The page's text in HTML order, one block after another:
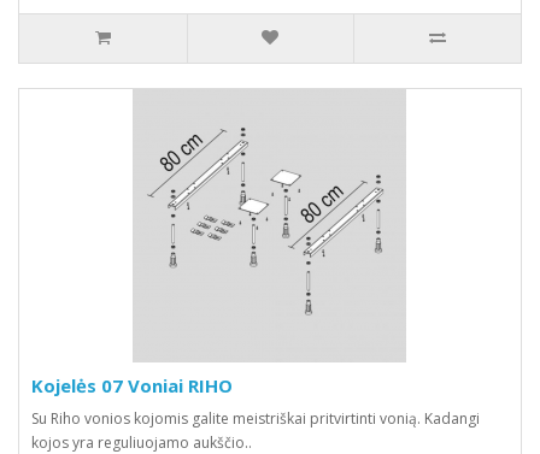
Kojelės 07 Voniai RIHO
Su Riho vonios kojomis galite meistriškai pritvirtinti vonią. Kadangi
kojos yra reguliuojamo aukščio..